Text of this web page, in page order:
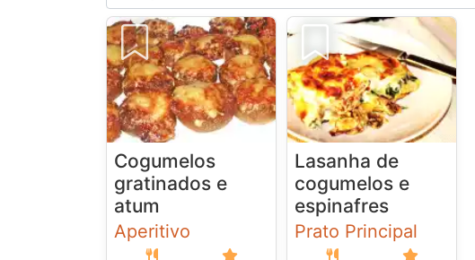
Cogumelos
gratinados e
atum
Aperitivo
Lasanha de
cogumelos e
espinafres
Prato Principal